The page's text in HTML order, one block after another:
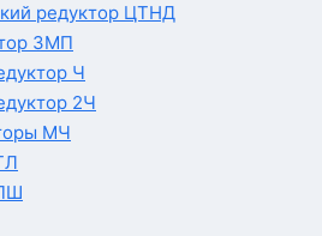
редуктор ЦТНД
3МП
Ч
2Ч
МЧ